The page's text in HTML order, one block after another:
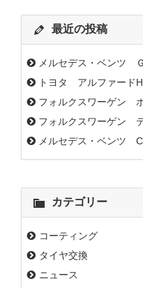
最近の投稿
メルセデス・ベンツ
トヨタ アルファー
フォルクスワーゲン
フォルクスワーゲン
メルセデス・ベンツ
カテゴリー
コーティング
タイヤ交換
ニュース